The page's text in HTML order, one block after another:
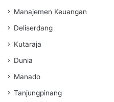
Manajemen Keuangan
Deliserdang
Kutaraja
Dunia
Manado
Tanjungpinang